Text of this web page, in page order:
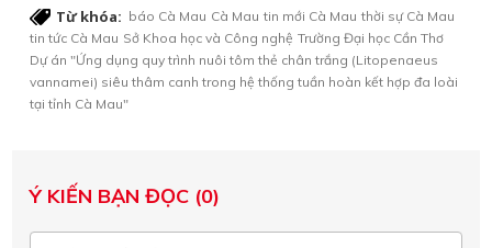
Từ khóa: báo Cà Mau Cà Mau tin mới Cà Mau thời sự Cà Mau
tin tức Cà Mau Sở Khoa học và Công nghệ Trường Đại học Cần Thơ
Dự án "Ứng dụng quy trình nuôi tôm thẻ chân trắng (Litopenaeus
vannamei) siêu thâm canh trong hệ thống tuần hoàn kết hợp đa loài
tại tỉnh Cà Mau"
Ý KIẾN BẠN ĐỌC (0)